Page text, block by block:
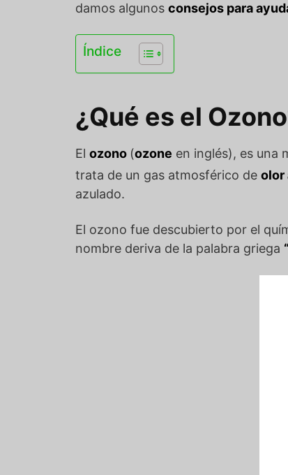
damos algunos consejos para
Índice
¿Qué es el
El ozono (ozone en inglés), es una
trata de un gas atmosférico de olor
azulado.
El ozono fue descubierto por el
nombre deriva de la palabra griega